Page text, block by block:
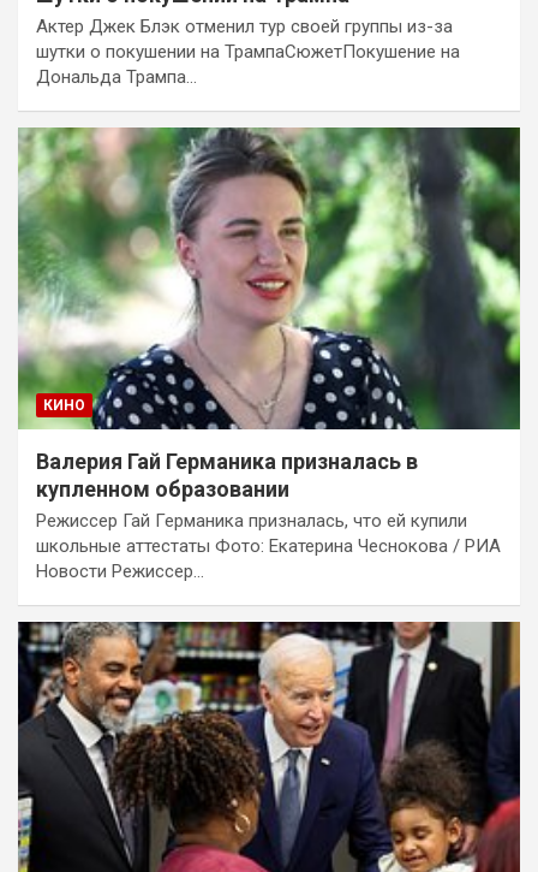
Актер Джек Блэк отменил тур своей группы из-за
шутки о покушении на ТрампаСюжетПокушение на
Дональда Трампа…
КИНО
Валерия Гай Германика призналась в
купленном образовании
Режиссер Гай Германика призналась, что ей купили
школьные аттестаты Фото: Екатерина Чеснокова / РИА
Новости Режиссер…